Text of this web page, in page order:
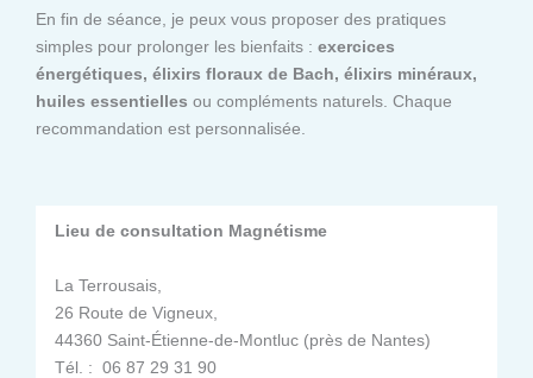
En fin de séance, je peux vous proposer des pratiques
simples pour prolonger les bienfaits : exercices
énergétiques, élixirs floraux de Bach, élixirs minéraux,
huiles essentielles ou compléments naturels. Chaque
recommandation est personnalisée.
Lieu de consultation Magnétisme
La Terrousais,
26 Route de Vigneux,
44360 Saint-Étienne-de-Montluc (près de Nantes)
Tél. : 06 87 29 31 90